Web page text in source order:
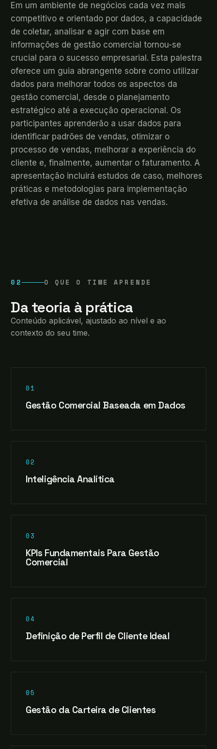
Em um ambiente de negócios cada vez mais
competitivo e orientado por dados, a capacidade
de coletar, analisar e agir com base em
informações de gestão comercial tornou-se
crucial para o sucesso empresarial. Esta palestra
oferece um guia abrangente sobre como utilizar
dados para melhorar todos os aspectos da
gestão comercial, desde o planejamento
estratégico até a execução operacional. Os
participantes aprenderão a usar dados para
identificar padrões de vendas, otimizar o
processo de vendas, melhorar a experiência do
cliente e, finalmente, aumentar o faturamento. A
apresentação incluirá estudos de caso, melhores
práticas e metodologias para implementação
efetiva de análise de dados nas vendas.
02 O QUE O TIME APRENDE
Da teoria à prática
Conteúdo aplicável, ajustado ao nível e ao
contexto do seu time.
01
Gestão Comercial Baseada em Dados
02
Inteligência Analítica
03
KPIs Fundamentais Para Gestão
Comercial
04
Definição de Perfil de Cliente Ideal
05
Gestão da Carteira de Clientes